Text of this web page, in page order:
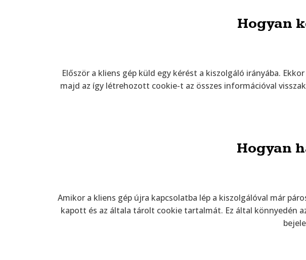
Hogyan
Először a kliens gép küld egy kérést a kiszolgáló irányába.
majd az így létrehozott cookie-t az összes információval
Hogyan
Amikor a kliens gép újra kapcsolatba lép a kiszolgálóval már
kapott és az általa tárolt cookie tartalmát. Ez által könnyedén